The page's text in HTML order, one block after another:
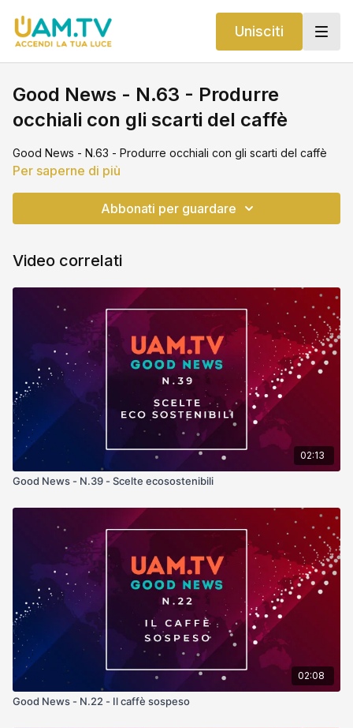
Unisciti
Good News - N.63 - Produrre
occhiali con gli scarti del caffè
Good News - N.63 - Produrre occhiali con gli scarti del caffè
Per saperne di più
Abbonati per guardare
Video correlati
02:13
Good News - N.39 - Scelte ecosostenibili
02:08
Good News - N.22 - Il caffè sospeso